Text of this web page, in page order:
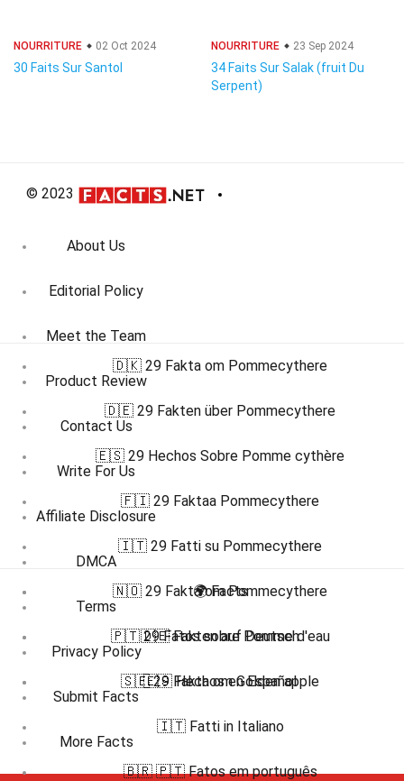
NOURRITURE 02 Oct 2024
30 Faits Sur Santol
NOURRITURE 23 Sep 2024
34 Faits Sur Salak (fruit Du
Serpent)
© 2023
About Us
Editorial Policy
Meet the Team
Product Review
Contact Us
Write For Us
Affiliate Disclosure
DMCA
Terms
Privacy Policy
Submit Facts
More Facts
🇩🇰 29 Fakta om Pommecythere
🇩🇪 29 Fakten über Pommecythere
🇪🇸 29 Hechos Sobre Pomme cythère
🇫🇮 29 Faktaa Pommecythere
🇮🇹 29 Fatti su Pommecythere
🇳🇴 29 Fakta om Pommecythere
🇵🇹 29 Fatos sobre Pomme d'eau
🇸🇪 29 Fakta om Golden apple
🌍 Facts
🇩🇪 Fakten auf Deutsch
🇪🇸 Hechos en Español
🇮🇹 Fatti in Italiano
🇧🇷 🇵🇹 Fatos em português